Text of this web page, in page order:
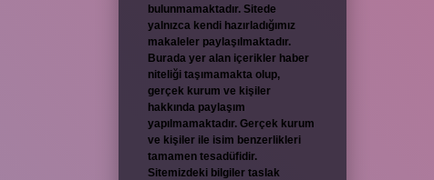
bulunmamaktadır. Sitede
yalnızca kendi hazırladığımız
makaleler paylaşılmaktadır.
Burada yer alan içerikler haber
niteliği taşımamakta olup,
gerçek kurum ve kişiler
hakkında paylaşım
yapılmamaktadır. Gerçek kurum
ve kişiler ile isim benzerlikleri
tamamen tesadüfidir.
Sitemizdeki bilgiler taslak